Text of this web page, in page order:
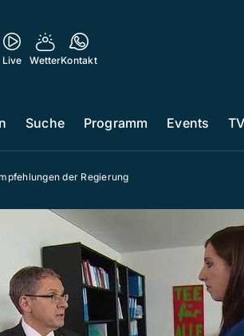
Live WetterKontakt
Suche Programm Events
der Regierung